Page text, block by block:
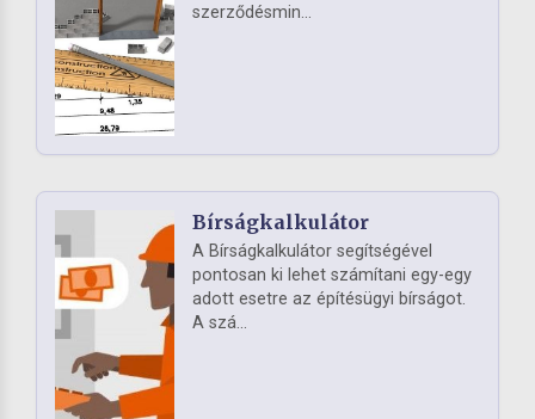
szerződésmin...
Bírságkalkulátor
A Bírságkalkulátor segítségével
pontosan ki lehet számítani egy-egy
adott esetre az építésügyi bírságot.
A szá...